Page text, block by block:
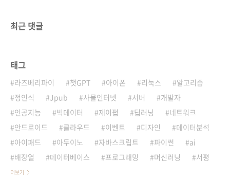
최근 댓글
태그
라즈베리파이 챗GPT 아이폰 리눅스
알고리즘
정인식
Jpub 사물인터넷 서버
개발자
인공지능
빅데이터 제이펍 딥러닝
네트워크
안드로이드
클라우드 이벤트 디자인
데이터분석
아이패드
아두이노 자바스크립트 파이썬
ai
배장열
데이터베이스 프로그래밍 머신러닝 서평
더보기